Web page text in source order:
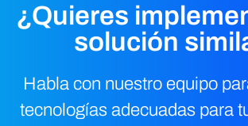
¿Quieres
solución
Habla con nuestro equipo
tecnologías adecuadas para